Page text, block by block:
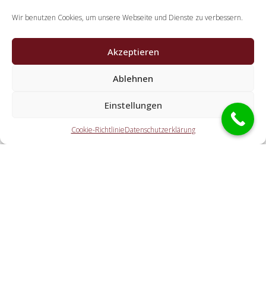
Wir benutzen Cookies, um unsere Webseite und Dienste zu verbessern.
Akzeptieren
Ablehnen
Einstellungen
Cookie-RichtlinieDatenschutzerklärung
Welche Aufgaben erledigen die Partner der
Die Partner erledigen jegliche Leistungen, welche Sie von